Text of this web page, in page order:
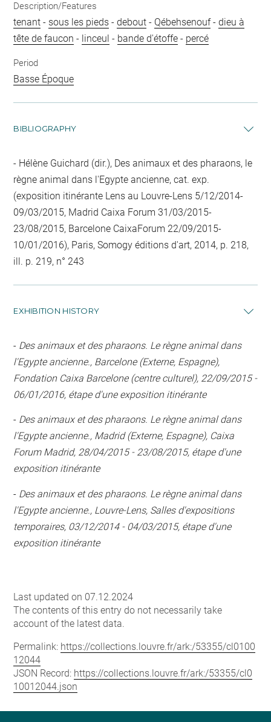
Description/Features
tenant - sous les pieds -debout - Qébehsenouf-dieu à
tête de faucon - linceul - bande d'étoffe - percé
Period
Basse Époque
BIBLIOGRAPHY
Hélène Guichard (dir.), Des animaux et des pharaons, le
règne animal dans l'Egypte ancienne, cat. exp.
(exposition itinérante Lens au Louvre-Lens 5/12/2014-
09/03/2015, Madrid Caixa Forum 31/03/2015-
23/08/2015, Barcelone CaixaForum 22/09/2015-
10/01/2016), Paris, Somogy éditions d'art, 2014, p. 218,
ill. p. 219, n° 243
EXHIBITION HISTORY
- Des animaux et des pharaons. Le règne animal dans
l'Egypte ancienne., Barcelone (Externe, Espagne),
Fondation Caixa Barcelone (centre culturel), 22/09/2015 -
06/01/2016, étape d'une exposition itinérante
- Des animaux et des pharaons. Le règne animal dans
l'Egypte ancienne., Madrid (Externe, Espagne), Caixa
Forum Madrid, 28/04/2015 - 23/08/2015, étape d'une
exposition itinérante
- Des animaux et des pharaons. Le règne animal dans
l'Egypte ancienne., Louvre-Lens, Salles d'expositions
temporaires, 03/12/2014 - 04/03/2015, étape d'une
exposition itinérante
Last updated on 07.12.2024
The contents of this entry do not necessarily take
account of the latest data.
Permalink: https://collections.louvre.fr/ark:/53355/cl0100
12044
JSON Record: https://collections.louvre.fr/ark:/53355/cl0
10012044.json